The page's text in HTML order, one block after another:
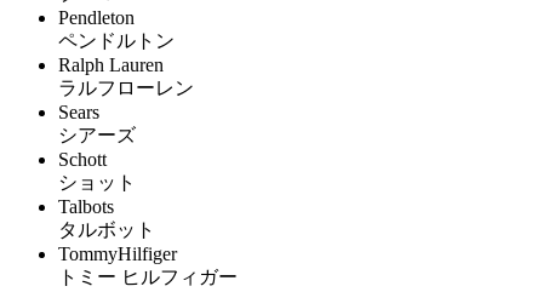
Pendleton
ペンドルトン
Ralph Lauren
ラルフローレン
Sears
シアーズ
Schott
ショット
Talbots
タルボット
TommyHilfiger
トミー ヒルフィガー